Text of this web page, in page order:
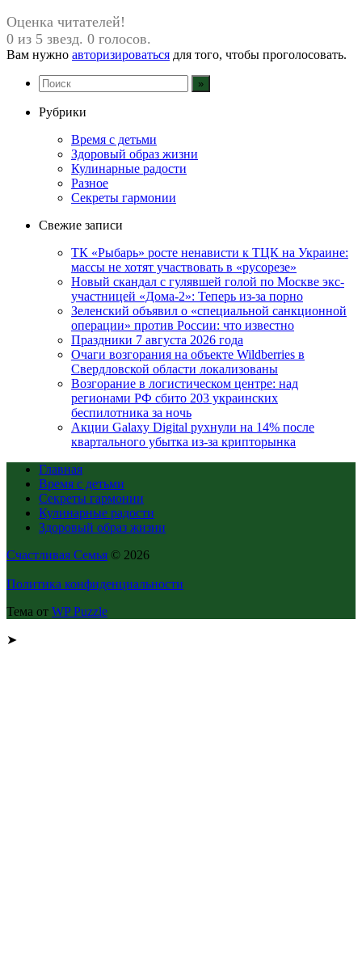
Оценка читателей!
0 из 5 звезд. 0 голосов.
Вам нужно авторизироваться для того, чтобы проголосовать.
Рубрики
Время с детьми
Здоровый образ жизни
Кулинарные радости
Разное
Секреты гармонии
Свежие записи
ТК «Рыбарь» росте ненависти к ТЦК на Украине:
массы не хотят участвовать в «русорезе»
Новый скандал с гулявшей голой по Москве экс-
участницей «Дома-2»: Теперь из-за порно
Зеленский объявил о «специальной санкционной
операции» против России: что известно
Праздники 7 августа 2026 года
Очаги возгорания на объекте Wildberries в
Свердловской области локализованы
Возгорание в логистическом центре: над
регионами РФ сбито 203 украинских
беспилотника за ночь
Акции Galaxy Digital рухнули на 14% после
квартального убытка из-за крипторынка
Главная
Время с детьми
Секреты гармонии
Кулинарные радости
Здоровый образ жизни
Счастливая Семья © 2026
Политика конфиденциальности
Тема от WP Puzzle
➤